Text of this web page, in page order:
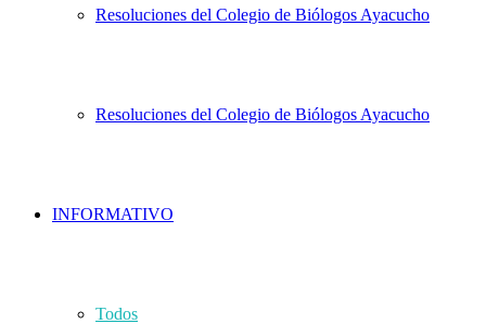
Resoluciones del Colegio de Biólogos Ayacucho
Resoluciones del Colegio de Biólogos Ayacucho
INFORMATIVO
Todos